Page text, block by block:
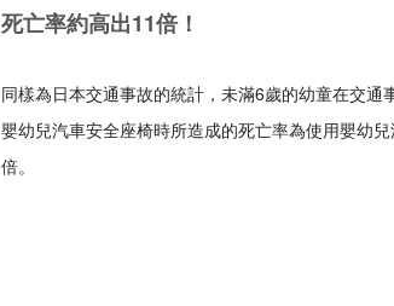
死亡率約高出11倍！
同樣為日本交通事故的統計，未滿6歲的幼童在交通
嬰幼兒汽車安全座椅時所造成的死亡率為使用嬰幼
倍。